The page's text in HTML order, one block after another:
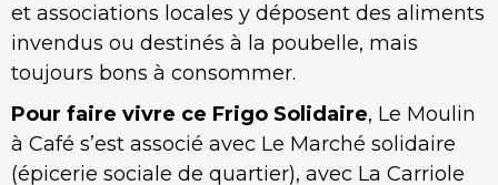
et associations locales y déposent des aliments
invendus ou destinés à la poubelle, mais
toujours bons à consommer.
Pour faire vivre ce Frigo Solidaire, Le Moulin
à Café s’est associé avec Le Marché solidaire
(épicerie sociale de quartier), avec La Carriole